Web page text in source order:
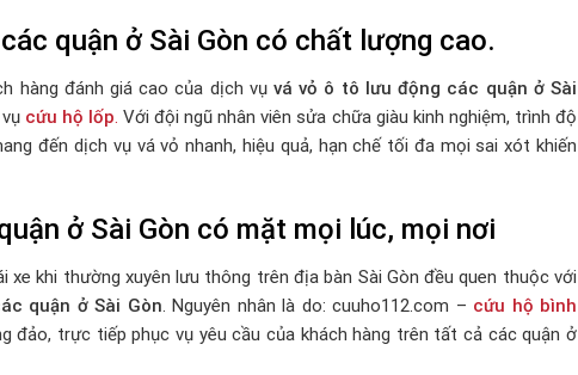
quận ở Sài Gòn có chất lượng cao.
hàng đánh giá cao của dịch vụvá vỏ ô tô lưu động các quận ở Sài
cứu hộ lốp Với đội ngũ nhân viên sửa chữa giàu kinh nghiệm, trình độ
đến dịch vụ vá vỏ nhanh, hiệu quả, hạn chế tối đa mọi sai xót khiến
ở Sài Gòn có mặt mọi lúc, mọi nơi
xe khi thường xuyên lưu thông trên địa bàn Sài Gòn đều quen thuộc với
quận ở Sài Gòn. Nguyên nhân là do: cuuho112.com – cứu hộ bình
đảo, trực tiếp phục vụ yêu cầu của khách hàng trên tất cả các quận ở